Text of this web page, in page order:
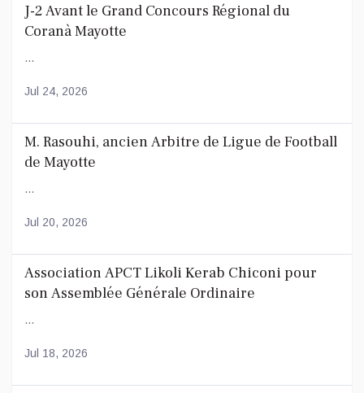
J-2 Avant le Grand Concours Régional du
Coranà Mayotte
...
Jul 24, 2026
M. Rasouhi, ancien Arbitre de Ligue de Football
de Mayotte
...
Jul 20, 2026
Association APCT Likoli Kerab Chiconi pour
son Assemblée Générale Ordinaire
...
Jul 18, 2026